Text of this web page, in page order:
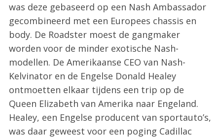
was deze gebaseerd op een Nash Ambassador
gecombineerd met een Europees chassis en
body. De Roadster moest de gangmaker
worden voor de minder exotische Nash-
modellen. De Amerikaanse CEO van Nash-
Kelvinator en de Engelse Donald Healey
ontmoetten elkaar tijdens een trip op de
Queen Elizabeth van Amerika naar Engeland.
Healey, een Engelse producent van sportauto’s,
was daar geweest voor een poging Cadillac